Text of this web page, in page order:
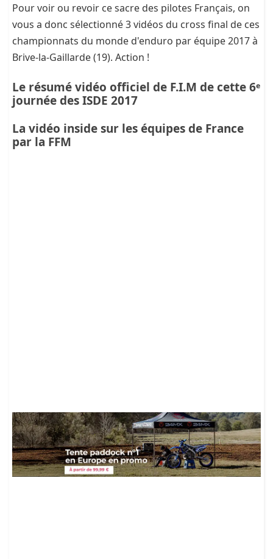
Pour voir ou revoir ce sacre des pilotes Français, on
vous a donc sélectionné 3 vidéos du cross final de ces
championnats du monde d'enduro par équipe 2017 à
Brive-la-Gaillarde (19). Action !
Le résumé vidéo officiel de F.I.M de cette 6ᵉ
journée des ISDE 2017
La vidéo inside sur les équipes de France
par la FFM